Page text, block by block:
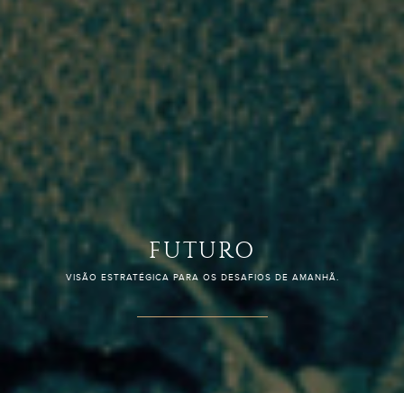
CONFIANÇA
PARCERIA JURÍDICA QUE FORTALECE NEGÓCIOS E TRANSFORMA DESAFIOS EM
OPORTUNIDADES.